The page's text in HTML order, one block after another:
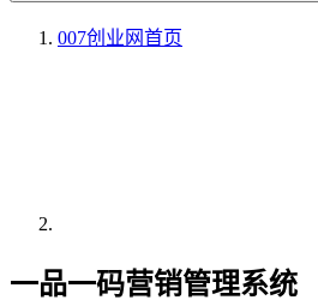
007创业网首页
一品一码营销管理系统